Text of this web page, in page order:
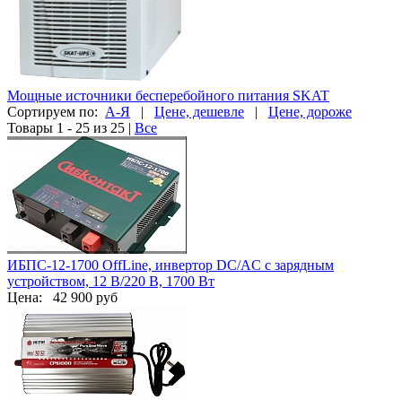
Мощные источники бесперебойного питания SKAT
Сортируем по: А-Я | Цене, дешевле | Цене, дороже
Товары 1 - 25 из 25 | Все
ИБПС-12-1700 OffLine, инвертор DC/AC с зарядным
устройством, 12 В/220 В, 1700 Вт
Цена: 42 900 руб